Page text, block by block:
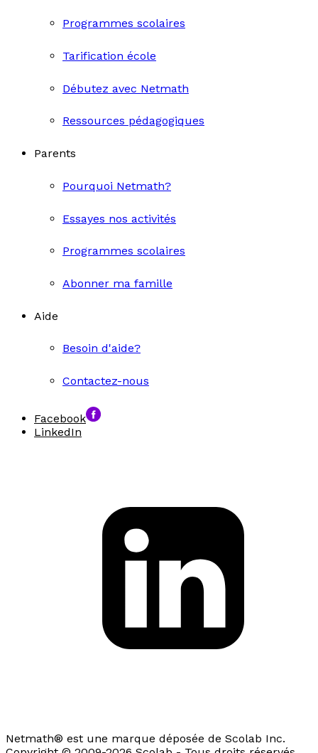
Programmes scolaires
Tarification école
Débutez avec Netmath
Ressources pédagogiques
Parents
Pourquoi Netmath?
Essayes nos activités
Programmes scolaires
Abonner ma famille
Aide
Besoin d'aide?
Contactez-nous
Facebook
LinkedIn
Netmath® est une marque déposée de Scolab Inc.